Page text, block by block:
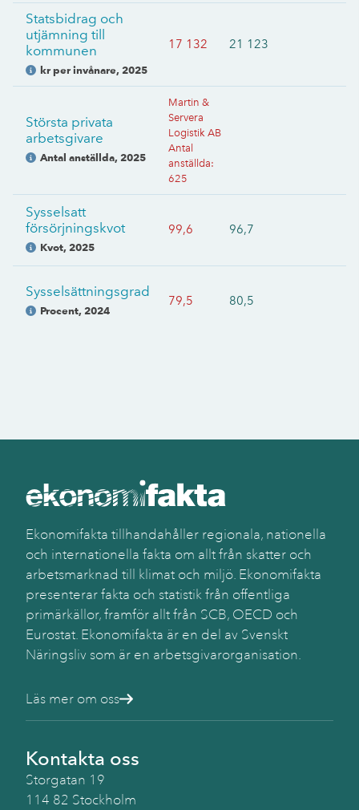
Statsbidrag och
utjämning till
kommunen
kr per invånare, 2025
17 132 21 123
Största privata
arbetsgivare
Antal anställda, 2025
Martin &
Servera
Logistik AB
Antal
anställda:
625
Sysselsatt
försörjningskvot
Kvot, 2025
99,6 96,7
Sysselsättningsgrad
Procent, 2024
79,5 80,5
Ekonomifakta tillhandahåller regionala, nationella
och internationella fakta om allt från skatter och
arbetsmarknad till klimat och miljö. Ekonomifakta
presenterar fakta och statistik från offentliga
primärkällor, framför allt från SCB, OECD och
Eurostat. Ekonomifakta är en del av Svenskt
Näringsliv som är en arbetsgivarorganisation.
Läs mer om oss
Kontakta oss
Storgatan 19
114 82 Stockholm